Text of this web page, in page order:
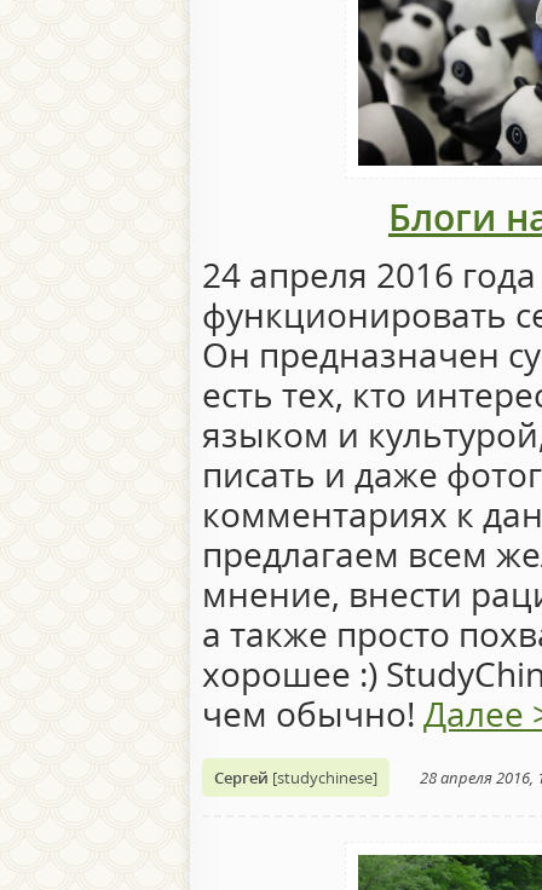
Блоги
24 апреля 2016
функционировать
Он предназначен
есть тех, кто
языком и
писать и даже
комментариях к
предлагаем всем
мнение, внести
а также просто
хорошее :)
чем обычно! Далее
Сергей [studychinese] 28 апреля 2016,